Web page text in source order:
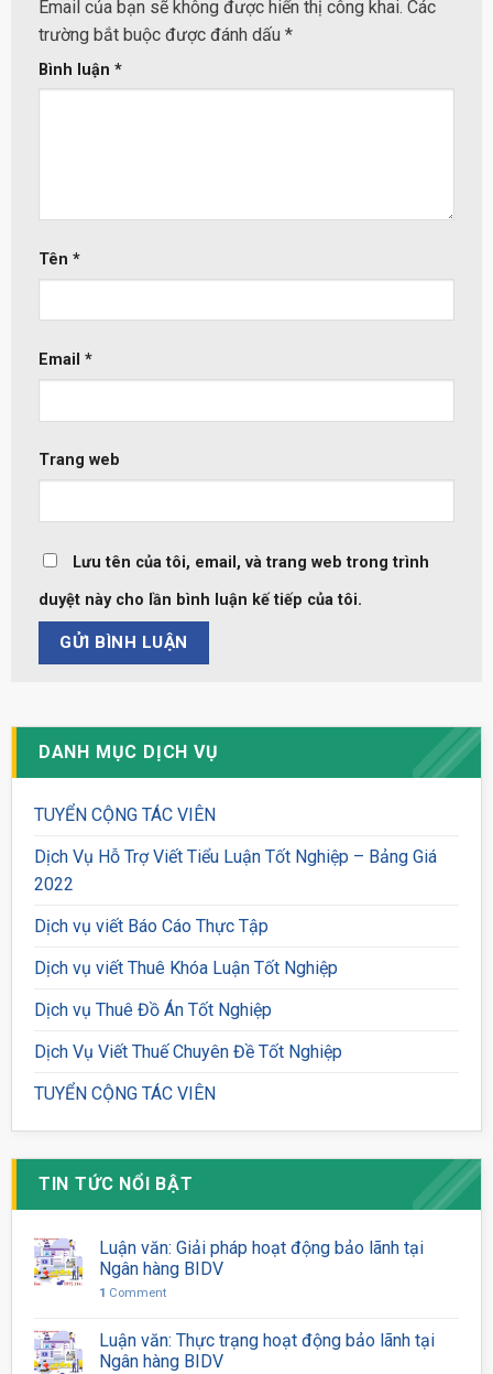
Email của bạn sẽ không được hiển thị công khai. Các
trường bắt buộc được đánh dấu *
Bình luận *
Tên *
Email *
Trang web
Lưu tên của tôi, email, và trang web trong trình
duyệt này cho lần bình luận kế tiếp của tôi.
DANH MỤC DỊCH VỤ
TUYỂN CỘNG TÁC VIÊN
Dịch Vụ Hỗ Trợ Viết Tiểu Luận Tốt Nghiệp – Bảng Giá
2022
Dịch vụ viết Báo Cáo Thực Tập
Dịch vụ viết Thuê Khóa Luận Tốt Nghiệp
Dịch vụ Thuê Đồ Án Tốt Nghiệp
Dịch Vụ Viết Thuế Chuyên Đề Tốt Nghiệp
TUYỂN CỘNG TÁC VIÊN
TIN TỨC NỔI BẬT
Luận văn: Giải pháp hoạt động bảo lãnh tại
Ngân hàng BIDV
1 Comment
Luận văn: Thực trạng hoạt động bảo lãnh tại
Ngân hàng BIDV